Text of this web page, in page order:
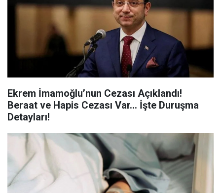
Ekrem İmamoğlu’nun Cezası Açıklandı!
Beraat ve Hapis Cezası Var... İşte Duruşma
Detayları!